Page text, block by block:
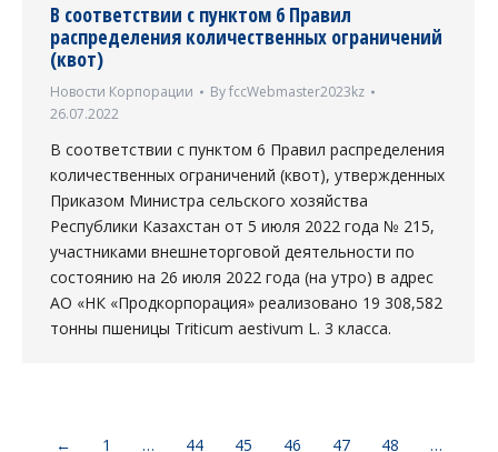
В соответствии с пунктом 6 Правил
распределения количественных ограничений
(квот)
Новости Корпорации ByfccWebmaster2023kz
26.07.2022
В соответствии с пунктом 6 Правил распределения
количественных ограничений (квот), утвержденных
Приказом Министра сельского хозяйства
Республики Казахстан от 5 июля 2022 года № 215,
участниками внешнеторговой деятельности по
состоянию на 26 июля 2022 года (на утро) в адрес
АО «НК «Продкорпорация» реализовано 19 308,582
тонны пшеницы Triticum aestivum L. 3 класса.
← 1 … 44 45 46 47 48 …